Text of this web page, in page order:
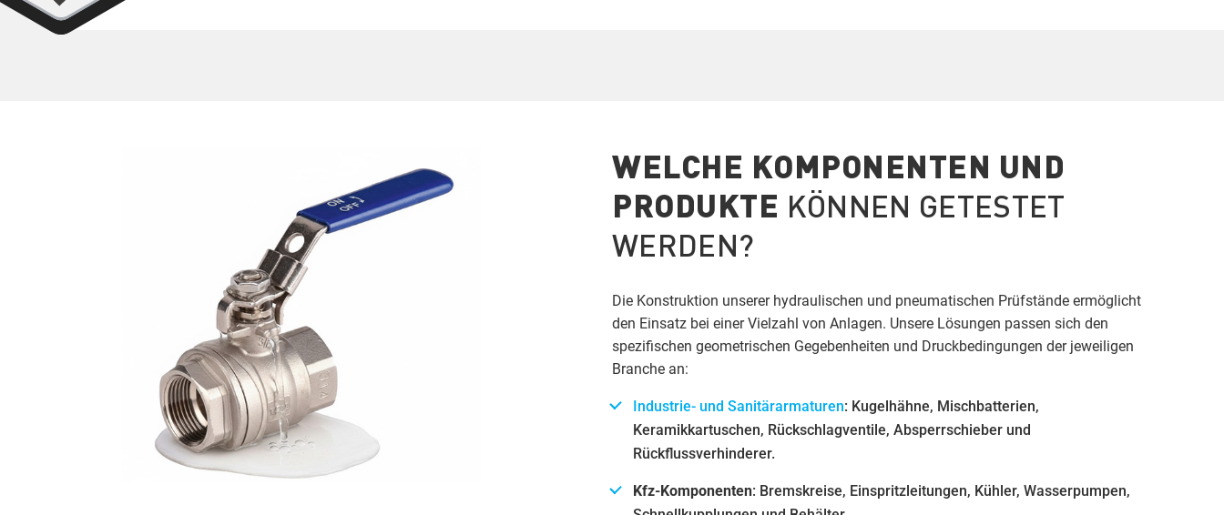
WELCHE KOMPONENTEN UND
PRODUKTE KÖNNEN GETESTET
WERDEN?
Die Konstruktion unserer hydraulischen und pneumatischen Prüfstände ermöglicht
den Einsatz bei einer Vielzahl von Anlagen. Unsere Lösungen passen sich den
spezifischen geometrischen Gegebenheiten und Druckbedingungen der jeweiligen
Branche an:
Industrie- und Sanitärarmaturen: Kugelhähne, Mischbatterien,
Keramikkartuschen, Rückschlagventile, Absperrschieber und
Rückflussverhinderer.
Kfz-Komponenten: Bremskreise, Einspritzleitungen, Kühler, Wasserpumpen,